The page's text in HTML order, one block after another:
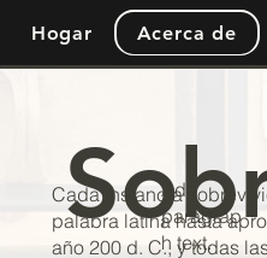
Hogar Acerca de
Add
paragrap
h text.
Cada instancia
palabra latina hasta
año 200 d. C., y todas